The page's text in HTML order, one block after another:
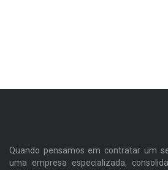
Quando pensamos em contratar um
uma empresa especializada,